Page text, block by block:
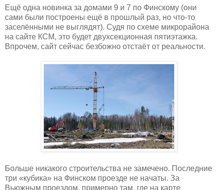
Ещё одна новинка за домами 9 и 7 по Финскому (они
сами были построены ещё в прошлый раз, но что-то
заселёнными не выглядят). Судя по схеме микрорайона
на сайте КСМ, это будет двухсекционная пятиэтажка.
Впрочем, сайт сейчас безбожно отстаёт от реальности.
Больше никакого строительства не замечено. Последние
три «кубика» на Финском проезде не начаты. За
Вьюжным проездом, примерно там, где на карте